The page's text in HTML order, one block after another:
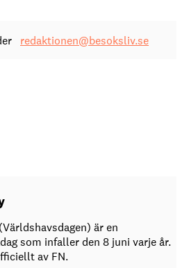
redaktionen@besoksliv.se
är en
som infaller den 8 juni varje år.
av FN.